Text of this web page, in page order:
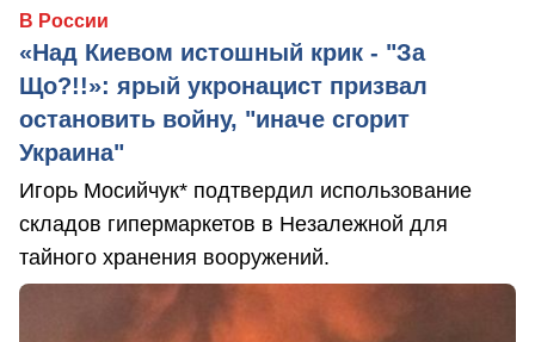
В России
«Над Киевом истошный крик - "За
Що?!!»: ярый укронацист призвал
остановить войну, "иначе сгорит
Украина"
Игорь Мосийчук* подтвердил использование
складов гипермаркетов в Незалежной для
тайного хранения вооружений.